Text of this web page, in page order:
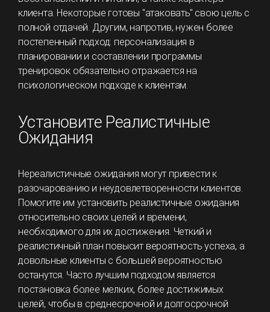
клиента. Некоторые готовы "атаковать" свою цель с
полной отдачей. Другим, напротив, нужен более
постепенный подход: персонализация в
планировании и составлении программы
тренировок обязательно отражается на
психологическом подходе к клиентам.
Установите Реалистичные
Ожидания
Нереалистичные ожидания могут привести к
разочарованию и неудовлетворенности клиентов.
Помогите им установить реалистичные ожидания
относительно своих целей и времени,
необходимого для их достижения. Четкий и
реалистичный план повысит вероятность успеха, а
довольные клиенты с большей вероятностью
останутся. Часто лучшим подходом является
постановка более мелких, более достижимых
целей, чтобы в среднесрочной и долгосрочной